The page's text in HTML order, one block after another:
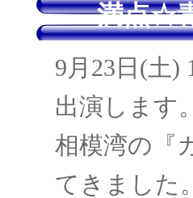
満点☆青
9月23日(土
出演します。
相模湾の『
てきました。